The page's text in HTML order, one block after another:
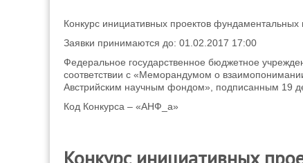
Конкурс инициативных проектов
Заявки принимаются до: 01.02.2017 17:00
Федеральное государственное бюджетное
соответствии с «Меморандумом о
Австрийским научным фондом», подписанным 19
Код Конкурса – «АНФ_а»